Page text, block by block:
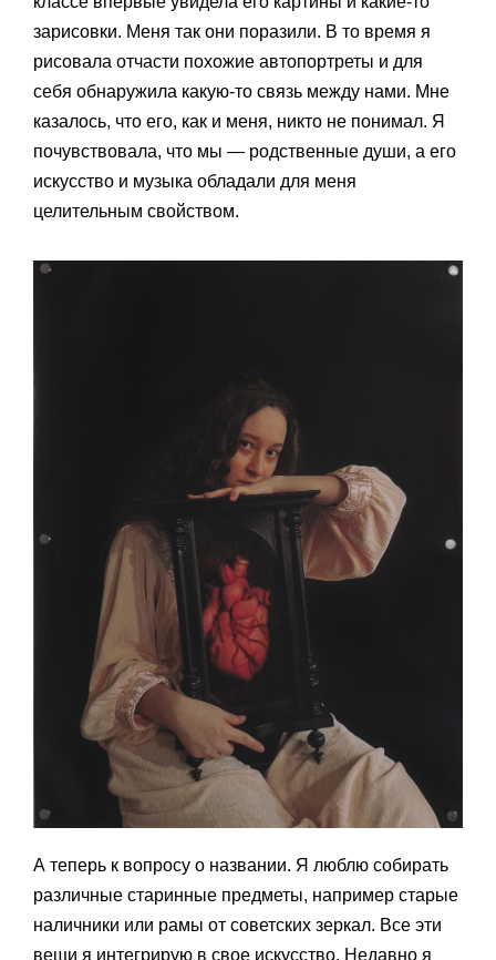
зарисовки. Меня так они поразили. В то время я
рисовала отчасти похожие автопортреты и для
себя обнаружила какую-то связь между нами. Мне
казалось, что его, как и меня, никто не понимал. Я
почувствовала, что мы — родственные души, а его
искусство и музыка обладали для меня
целительным свойством.
А теперь к вопросу о названии. Я люблю собирать
различные старинные предметы, например старые
наличники или рамы от советских зеркал. Все эти
вещи я интегрирую в свое искусство. Недавно я